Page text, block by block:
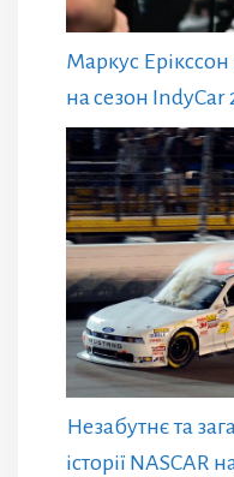
Маркус Ерікссон
на сезон IndyCar
Незабутнє та
історії NASCAR